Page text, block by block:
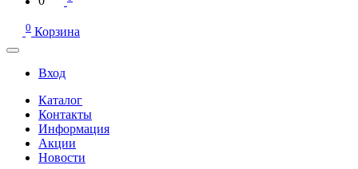
0 Корзина
Вход
Каталог
Контакты
Информация
Акции
Новости